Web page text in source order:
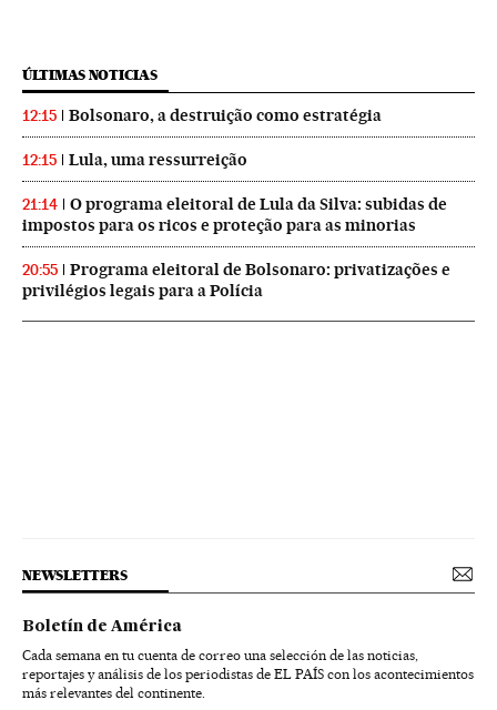
ÚLTIMAS NOTICIAS
12:15 Bolsonaro, a destruição como estratégia
12:15 Lula, uma ressurreição
21:14
O programa eleitoral de Lula da Silva: subidas de
impostos para os ricos e proteção para as minorias
20:55
Programa eleitoral de Bolsonaro: privatizações e
privilégios legais para a Polícia
NEWSLETTERS
Boletín de América
Cada semana en tu cuenta de correo una selección de las noticias,
reportajes y análisis de los periodistas de EL PAÍS con los acontecimientos
más relevantes del continente.